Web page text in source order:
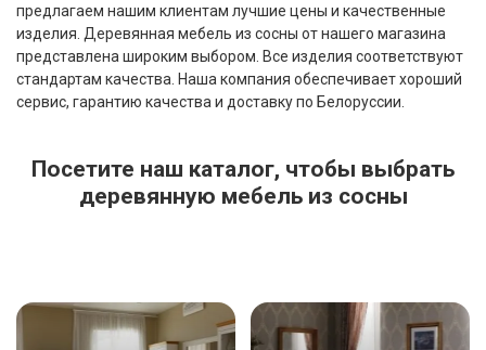
предлагаем нашим клиентам лучшие цены и качественные
изделия. Деревянная мебель из сосны от нашего магазина
представлена широким выбором. Все изделия соответствуют
стандартам качества. Наша компания обеспечивает хороший
сервис, гарантию качества и доставку по Белоруссии.
Посетите наш каталог, чтобы выбрать
деревянную мебель из сосны